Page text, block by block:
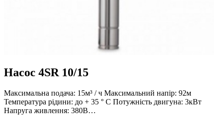
Насос 4SR 10/15
Максимальна подача: 15м³ / ч Максимальний напір: 92м
Температура рідини: до + 35 ° С Потужність двигуна: 3кВт
Напруга живлення: 380В…